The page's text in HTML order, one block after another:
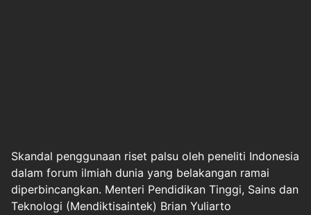
Skandal penggunaan riset palsu oleh peneliti Indonesia
dalam forum ilmiah dunia yang belakangan ramai
diperbincangkan. Menteri Pendidikan Tinggi, Sains dan
Teknologi (Mendiktisaintek) Brian Yuliarto